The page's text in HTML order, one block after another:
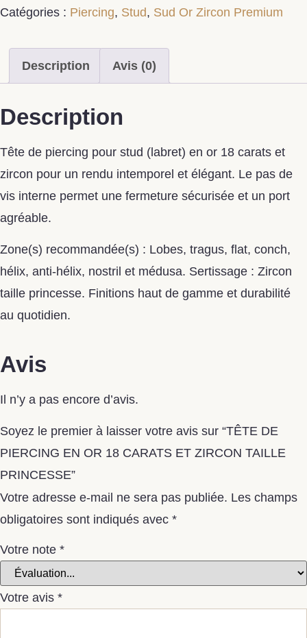
Catégories : Piercing, Stud, Sud Or Zircon Premium
Description Avis (0)
Description
Tête de piercing pour stud (labret) en or 18 carats et
zircon pour un rendu intemporel et élégant. Le pas de
vis interne permet une fermeture sécurisée et un port
agréable.
Zone(s) recommandée(s) : Lobes, tragus, flat, conch,
hélix, anti-hélix, nostril et médusa. Sertissage : Zircon
taille princesse. Finitions haut de gamme et durabilité
au quotidien.
Avis
Il n’y a pas encore d’avis.
Soyez le premier à laisser votre avis sur “TÊTE DE
PIERCING EN OR 18 CARATS ET ZIRCON TAILLE
PRINCESSE”
Votre adresse e-mail ne sera pas publiée. Les champs
obligatoires sont indiqués avec *
Votre note *
Votre avis *